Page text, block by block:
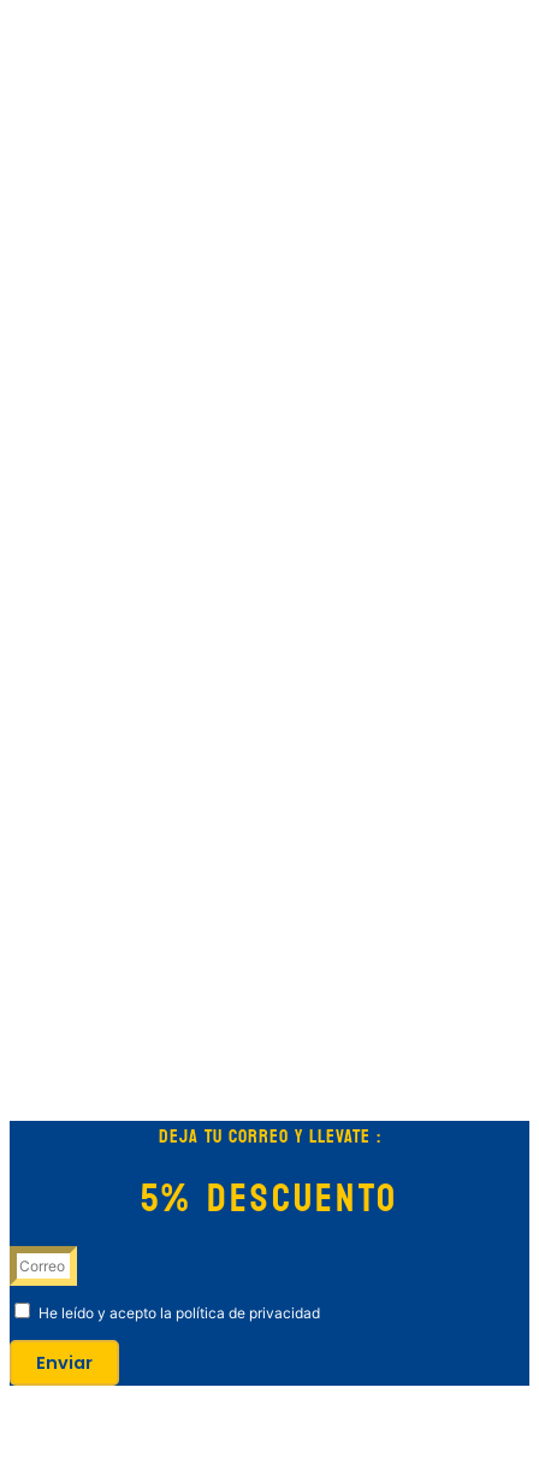
DEJA TU CORREO Y LLEVATE :
5% DESCUENTO
He leído y acepto la política de privacidad
Enviar